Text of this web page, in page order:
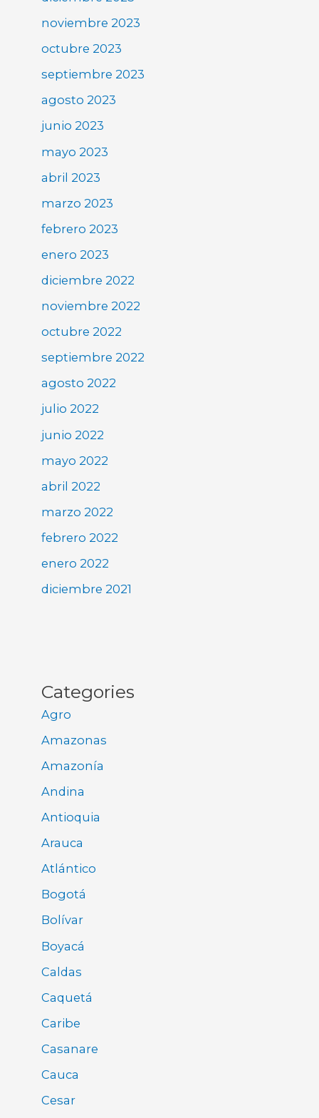
noviembre 2023
octubre 2023
septiembre 2023
agosto 2023
junio 2023
mayo 2023
abril 2023
marzo 2023
febrero 2023
enero 2023
diciembre 2022
noviembre 2022
octubre 2022
septiembre 2022
agosto 2022
julio 2022
junio 2022
mayo 2022
abril 2022
marzo 2022
febrero 2022
enero 2022
diciembre 2021
Categories
Agro
Amazonas
Amazonía
Andina
Antioquia
Arauca
Atlántico
Bogotá
Bolívar
Boyacá
Caldas
Caquetá
Caribe
Casanare
Cauca
Cesar